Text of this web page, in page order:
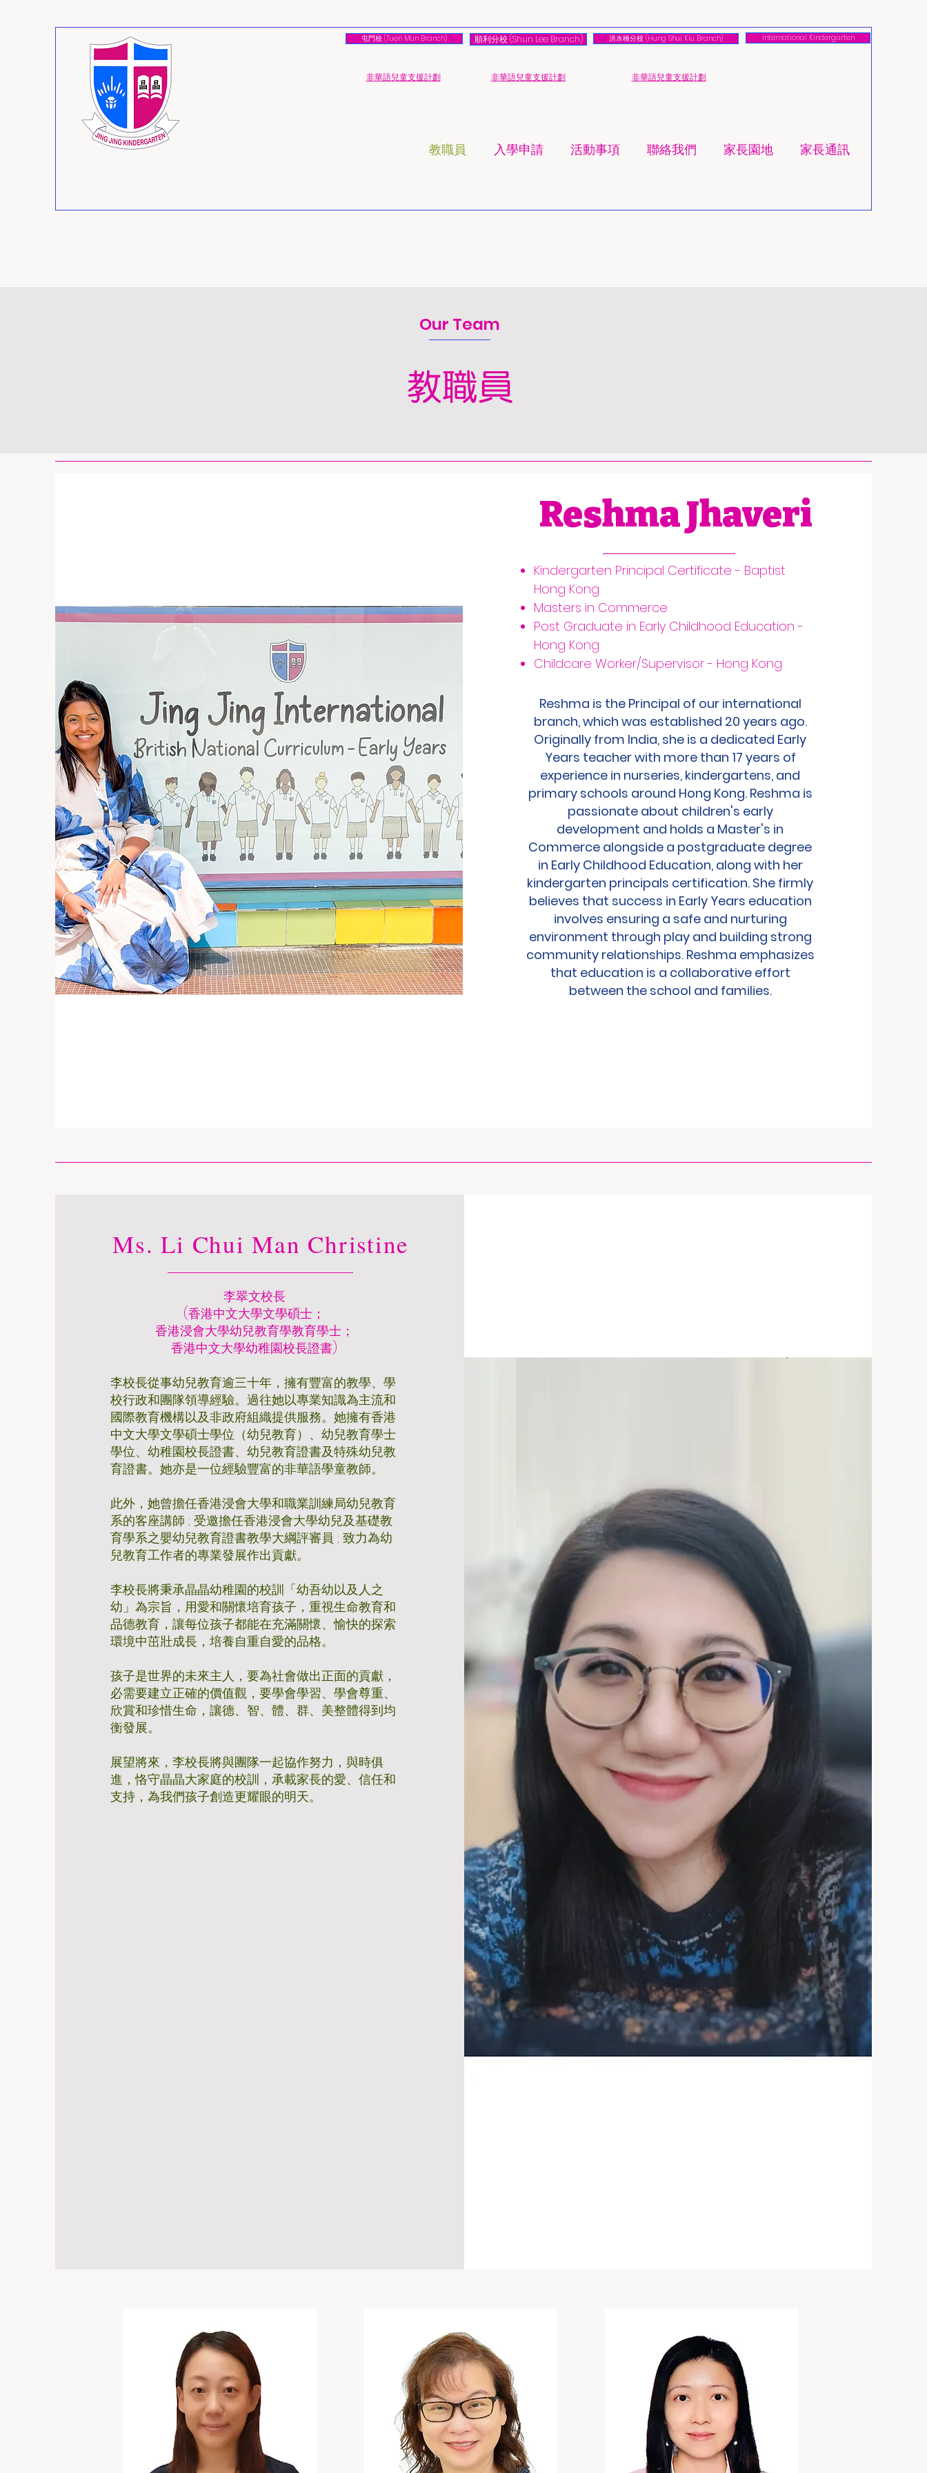
屯門校 (Tuen Mun Branch)
​非華語兒童支援計劃
順利分校 (Shun Lee Branch) 洪水橋分校 (Hung Shui Kiu Branch) International Kindergarten
​非華語兒童支援計劃 ​非華語兒童支援計劃
教職員 入學申請 活動事項 聯絡我們 家長園地 家長通訊
Our Team
教職員
Reshma Jhaveri
Reshma is the Principal of our international
branch, which was established 20 years ago.
Originally from India, she is a dedicated Early
Years teacher with more than 17 years of
experience in nurseries, kindergartens, and
primary schools around Hong Kong. Reshma is
passionate about children's early
development and holds a Master's in
Commerce alongside a postgraduate degree
in Early Childhood Education, along with her
kindergarten principals certification. She firmly
believes that success in Early Years education
involves ensuring a safe and nurturing
environment through play and building strong
community relationships. Reshma emphasizes
that education is a collaborative effort
between the school and families.
Kindergarten Principal Certificate - Baptist
Hong Kong
Masters in Commerce
Post Graduate in Early Childhood Education -
Hong Kong
Childcare Worker/Supervisor - Hong Kong
Ms. Li Chui Man Christine
李翠文校長
(香港中文大學文學碩士；
香港浸會大學幼兒教育學教育學士；
香港中文大學幼稚園校長證書)
李校長從事幼兒教育逾三十年，擁有豐富的教學、學
校行政和團隊領導經驗。過往她以專業知識為主流和
國際教育機構以及非政府組織提供服務。她擁有香港
中文大學文學碩士學位（幼兒教育）、幼兒教育學士
學位、幼稚園校長證書、幼兒教育證書及特殊幼兒教
育證書。她亦是一位經驗豐富的非華語學童教師。
此外，她曾擔任香港浸會大學和職業訓練局幼兒教育
系的客座講師 ; 受邀擔任香港浸會大學幼兒及基礎教
育學系之嬰幼兒教育證書教學大綱評審員 ; 致力為幼
兒教育工作者的專業發展作出貢獻。
李校長將秉承晶晶幼稚園的校訓「幼吾幼以及人之
幼」為宗旨，用愛和關懷培育孩子，重視生命教育和
品德教育，讓每位孩子都能在充滿關懷、愉快的探索
環境中茁壯成長，培養自重自愛的品格。
孩子是世界的未來主人，要為社會做出正面的貢獻，
必需要建立正確的價值觀，要學會學習、學會尊重、
欣賞和珍惜生命，讓德、智、體、群、美整體得到均
衡發展。
展望將來，李校長將與團隊一起協作努力，與時俱
進，恪守晶晶大家庭的校訓，承載家長的愛、信任和
支持，為我們孩子創造更耀眼的明天。